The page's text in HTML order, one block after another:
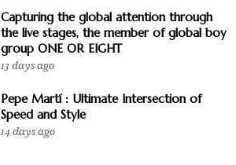
Capturing the global attention through
the live stages, the member of global boy
group ONE OR EIGHT
13 days ago
Pepe Martí : Ultimate Intersection of
Speed and Style
14 days ago